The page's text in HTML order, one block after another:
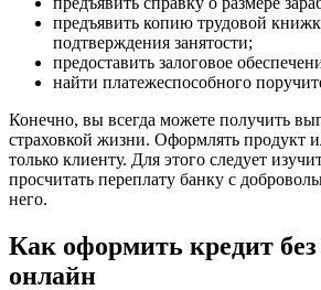
предъявить копию трудовой
подтверждения занятости;
предоставить залоговое
найти платежеспособного
Конечно, вы всегда можете получить
страховкой жизни. Оформлять продукт
только клиенту. Для этого следует
просчитать переплату банку с
него.
Как оформить кредит без
онлайн